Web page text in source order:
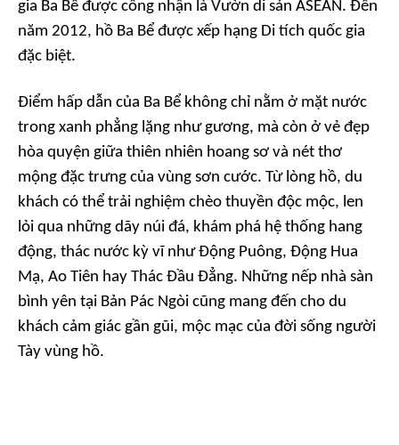
gia Ba Bể được công nhận là Vườn di sản ASEAN. Đến
năm 2012, hồ Ba Bể được xếp hạng Di tích quốc gia
đặc biệt.
Điểm hấp dẫn của Ba Bể không chỉ nằm ở mặt nước
trong xanh phẳng lặng như gương, mà còn ở vẻ đẹp
hòa quyện giữa thiên nhiên hoang sơ và nét thơ
mộng đặc trưng của vùng sơn cước. Từ lòng hồ, du
khách có thể trải nghiệm chèo thuyền độc mộc, len
lỏi qua những dãy núi đá, khám phá hệ thống hang
động, thác nước kỳ vĩ như Động Puông, Động Hua
Mạ, Ao Tiên hay Thác Đầu Đẳng. Những nếp nhà sàn
bình yên tại Bản Pác Ngòi cũng mang đến cho du
khách cảm giác gần gũi, mộc mạc của đời sống người
Tày vùng hồ.